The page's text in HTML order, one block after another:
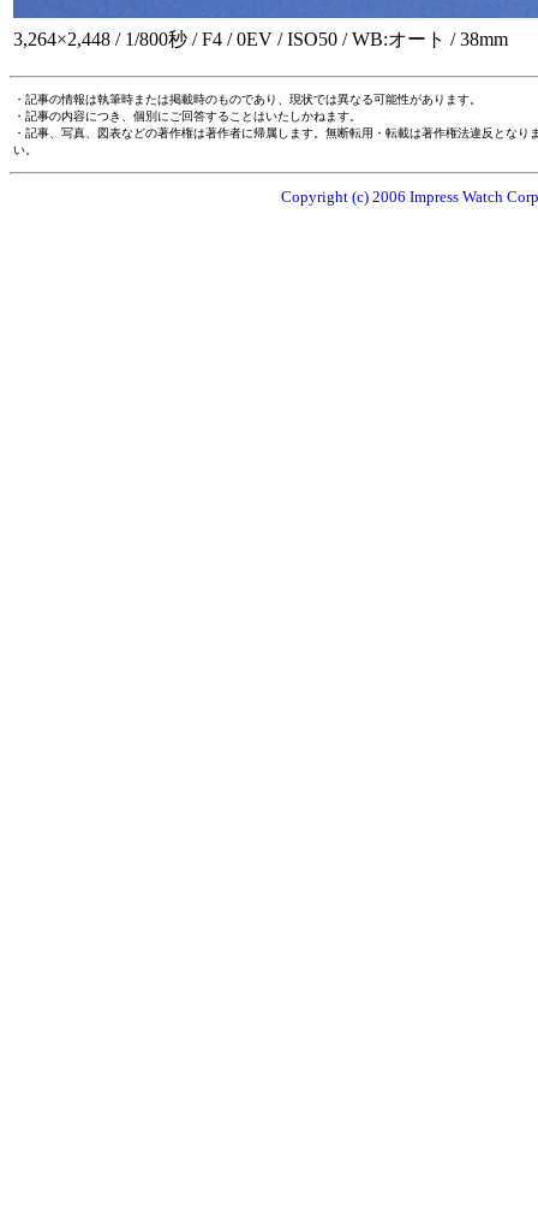
3,264×2,448 / 1/800秒 / F4 / 0EV / ISO50 / WB:オート / 38mm
・記事の情報は執筆時または掲載時のものであり、現状では異なる可能性があります。
・記事の内容につき、個別にご回答することはいたしかねます。
・記事、写真、図表などの著作権は著作者に帰属します。無断転用・転載は著作権法違反とな
い。
Copyright (c) 2006 Impress Watch